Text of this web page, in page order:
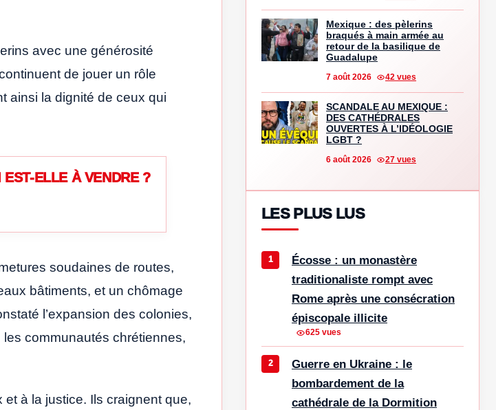
avec une générosité
de jouer un rôle
ainsi la dignité de ceux qui
ELLE À VENDRE ?
soudaines de routes,
bâtiments, et un chômage
l’expansion des colonies,
communautés chrétiennes,
à la justice. Ils craignent que,
Mexique : des pèlerins
braqués à main armée au
retour de la basilique de
Guadalupe
7 août 2026 42 vues
SCANDALE AU MEXIQUE :
DES CATHÉDRALES
OUVERTES À L’IDÉOLOGIE
LGBT ?
6 août 2026 27 vues
LES PLUS LUS
Écosse : un monastère
traditionaliste rompt avec
Rome après une consécration
épiscopale illicite
625 vues
Guerre en Ukraine : le
bombardement de la
cathédrale de la Dormition